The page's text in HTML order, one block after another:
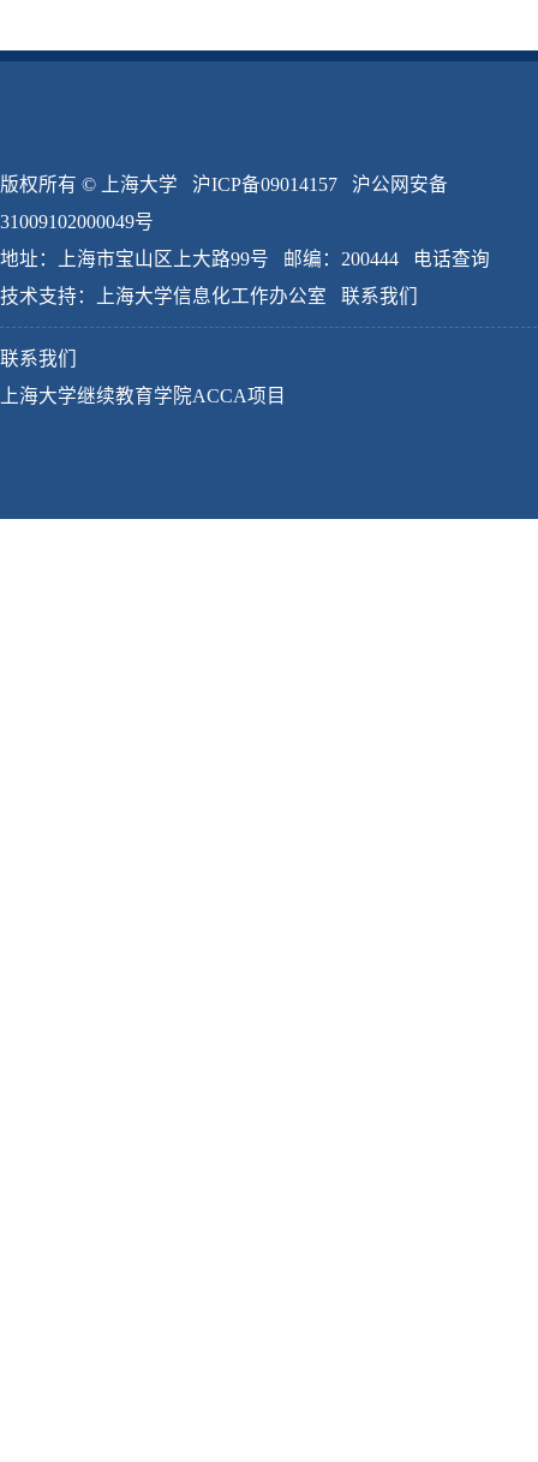
版权所有 © 上海大学 沪ICP备09014157
沪公网安备
31009102000049号
地址：上海市宝山区上大路99号 邮编：200444
电话查询
技术支持：
上海大学信息化工作办公室 联系我们
联系我们
上海大学继续教育学院ACCA项目